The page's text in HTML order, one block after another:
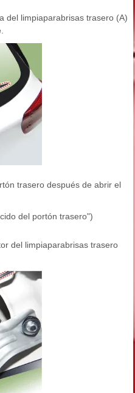
del limpiaparabrisas trasero (A)
trasero después de abrir el
del portón trasero")
del limpiaparabrisas trasero